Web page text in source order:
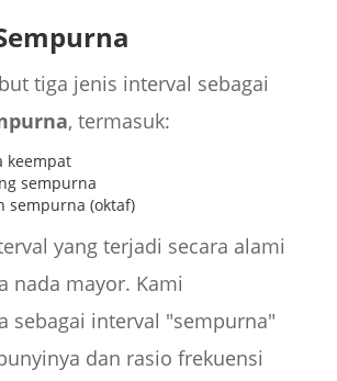
tiga jenis interval sebagai
, termasuk:
keempat
sempurna
sempurna (oktaf)
yang terjadi secara alami
nada mayor. Kami
sebagai interval "sempurna"
dan rasio frekuensi